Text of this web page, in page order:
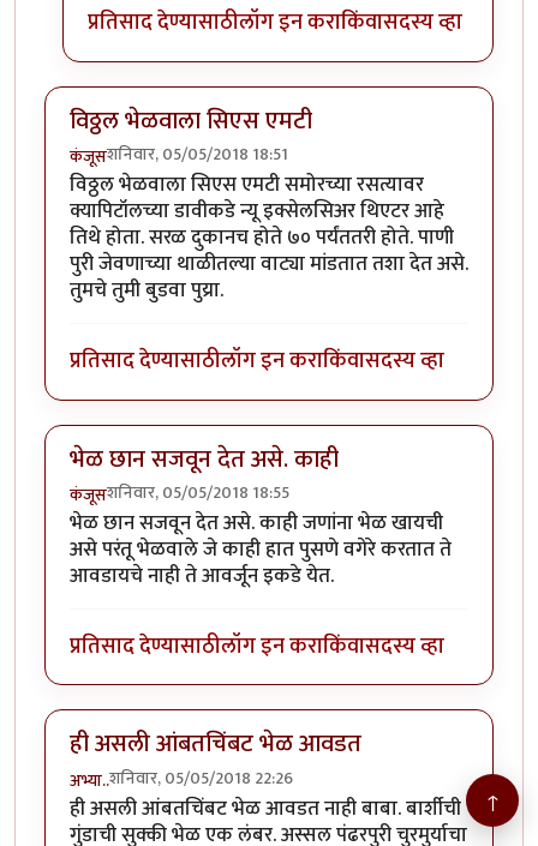
प्रतिसाद देण्यासाठीलॉग इन कराकिंवासदस्य व्हा
विठ्ठल भेळवाला सिएस एमटी
कंजूसशनिवार, 05/05/2018 18:51
विठ्ठल भेळवाला सिएस एमटी समोरच्या रसत्यावर
क्यापिटॉलच्या डावीकडे न्यू इक्सेलसिअर थिएटर आहे
तिथे होता. सरळ दुकानच होते ७० पर्यंततरी होते. पाणी
पुरी जेवणाच्या थाळीतल्या वाट्या मांडतात तशा देत असे.
तुमचे तुमी बुडवा पुय्रा.
प्रतिसाद देण्यासाठीलॉग इन कराकिंवासदस्य व्हा
भेळ छान सजवून देत असे. काही
कंजूसशनिवार, 05/05/2018 18:55
भेळ छान सजवून देत असे. काही जणांना भेळ खायची
असे परंतू भेळवाले जे काही हात पुसणे वगेरे करतात ते
आवडायचे नाही ते आवर्जून इकडे येत.
प्रतिसाद देण्यासाठीलॉग इन कराकिंवासदस्य व्हा
ही असली आंबतचिंबट भेळ आवडत
अभ्या..शनिवार, 05/05/2018 22:26
ही असली आंबतचिंबट भेळ आवडत नाही बाबा. बार्शीची
गुंडाची सुक्की भेळ एक लंबर. अस्सल पंढरपुरी चुरमुर्याचा
↑